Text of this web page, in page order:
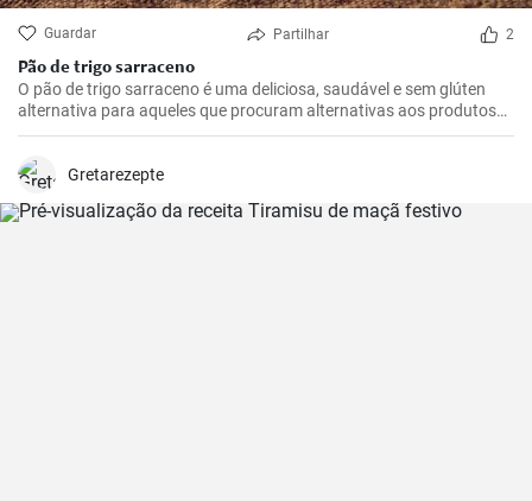
Guardar Partilhar 2
Pão de trigo sarraceno
O pão de trigo sarraceno é uma deliciosa, saudável e sem glúten
alternativa para aqueles que procuram alternativas aos produtos
tradicionais de farinha de trigo. Ideal para o pequeno-almoço ou
Gretarezepte